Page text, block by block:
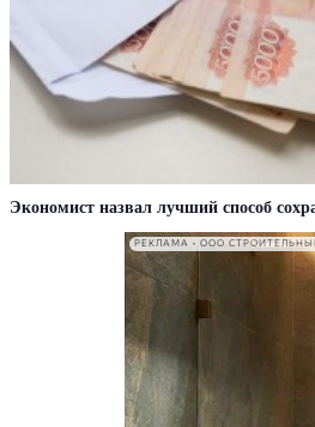
Экономист назвал лучший способ